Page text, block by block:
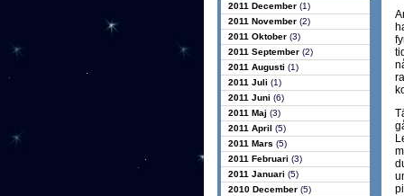
2011 December (1)
2011 November (2)
2011 Oktober (3)
2011 September (2)
2011 Augusti (1)
2011 Juli (1)
2011 Juni (6)
2011 Maj (3)
2011 April (5)
2011 Mars (5)
2011 Februari (3)
2011 Januari (5)
2010 December (5)